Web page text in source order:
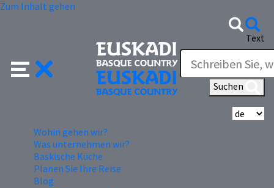
Zum Inhalt gehen
Text
Suchen
Wohin gehen wir?
Was unternehmen wir?
Baskische Küche
Planen Sie Ihre Reise
Blog